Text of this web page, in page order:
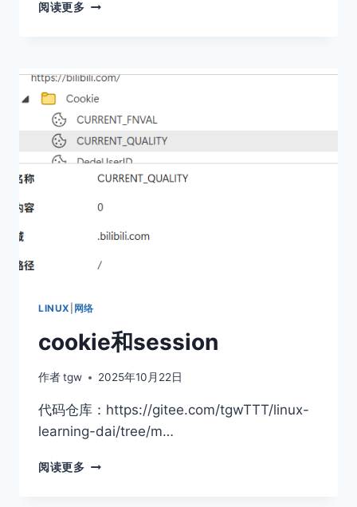
阅读更多
路
复
用
LINUX 网络
cookie和session
作者tgw 2025年10月22日
代码仓库：https://gitee.com/tgwTTT/linux-
learning-dai/tree/m…
阅读更多 COOKIE